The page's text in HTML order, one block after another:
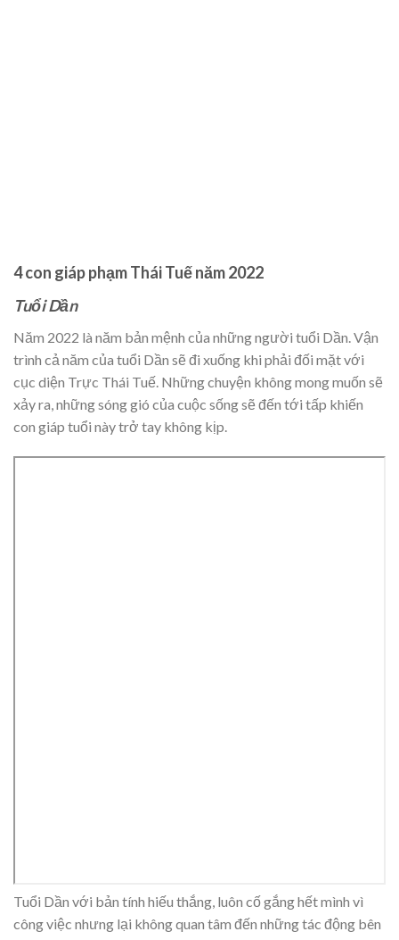
4 con giáp phạm Thái Tuế năm 2022
Tuổi Dần
Năm 2022 là năm bản mệnh của những người tuổi Dần. Vận
trình cả năm của tuổi Dần sẽ đi xuống khi phải đối mặt với
cục diện Trực Thái Tuế. Những chuyện không mong muốn sẽ
xảy ra, những sóng gió của cuộc sống sẽ đến tới tấp khiến
con giáp tuổi này trở tay không kịp.
Tuổi Dần với bản tính hiếu thắng, luôn cố gắng hết mình vì
công việc nhưng lại không quan tâm đến những tác động bên